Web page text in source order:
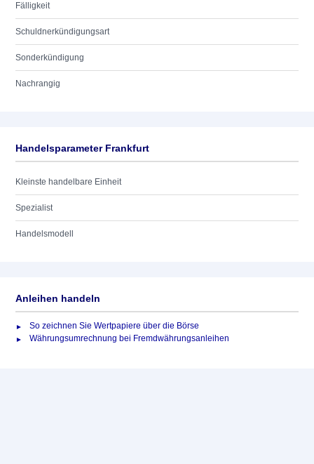
Fälligkeit
Schuldnerkündigungsart
Sonderkündigung
Nachrangig
Handelsparameter Frankfurt
Kleinste handelbare Einheit
Spezialist
Handelsmodell
Anleihen handeln
So zeichnen Sie Wertpapiere über die Börse
Währungsumrechnung bei Fremdwährungsanleihen